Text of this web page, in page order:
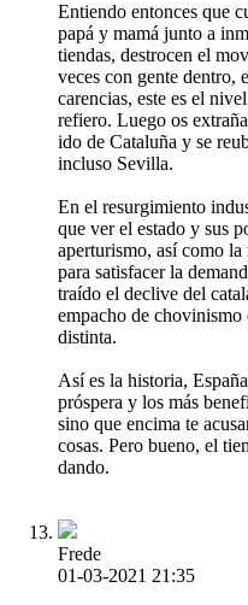
Entiendo entonces que
papá y mamá junto a
tiendas, destrocen el
veces con gente dentro,
carencias, este es el
refiero. Luego os
ido de Cataluña y se
incluso Sevilla.
En el resurgimiento
que ver el estado y sus
aperturismo, así como
para satisfacer la
traído el declive del
empacho de chovinismo
distinta.
Así es la historia,
próspera y los más
sino que encima te
cosas. Pero bueno, el
dando.
Frede
01-03-2021 21:35